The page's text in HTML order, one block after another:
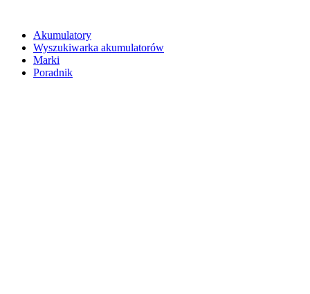
Akumulatory
Wyszukiwarka akumulatorów
Marki
Poradnik